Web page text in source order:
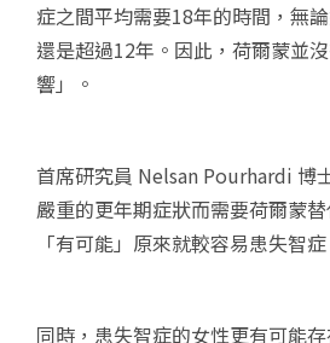
症之間平均需要18年的時間，無
還是超過12年。因此，荷爾蒙並
響」。
首席研究員 Nelsan Pourhardi 博
嚴重的更年期症狀而需要荷爾蒙
「有可能」原來就較容易患失智症
同時，患失智症的女性更有可能